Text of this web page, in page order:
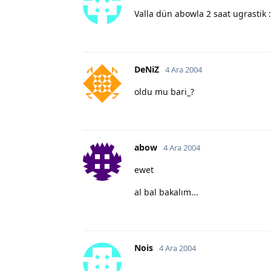
Valla dün abowla 2 saat ugrastik
DeNiZ 4 Ara 2004
oldu mu bari_?
abow 4 Ara 2004
ewet
al bal bakalım...
Nois 4 Ara 2004